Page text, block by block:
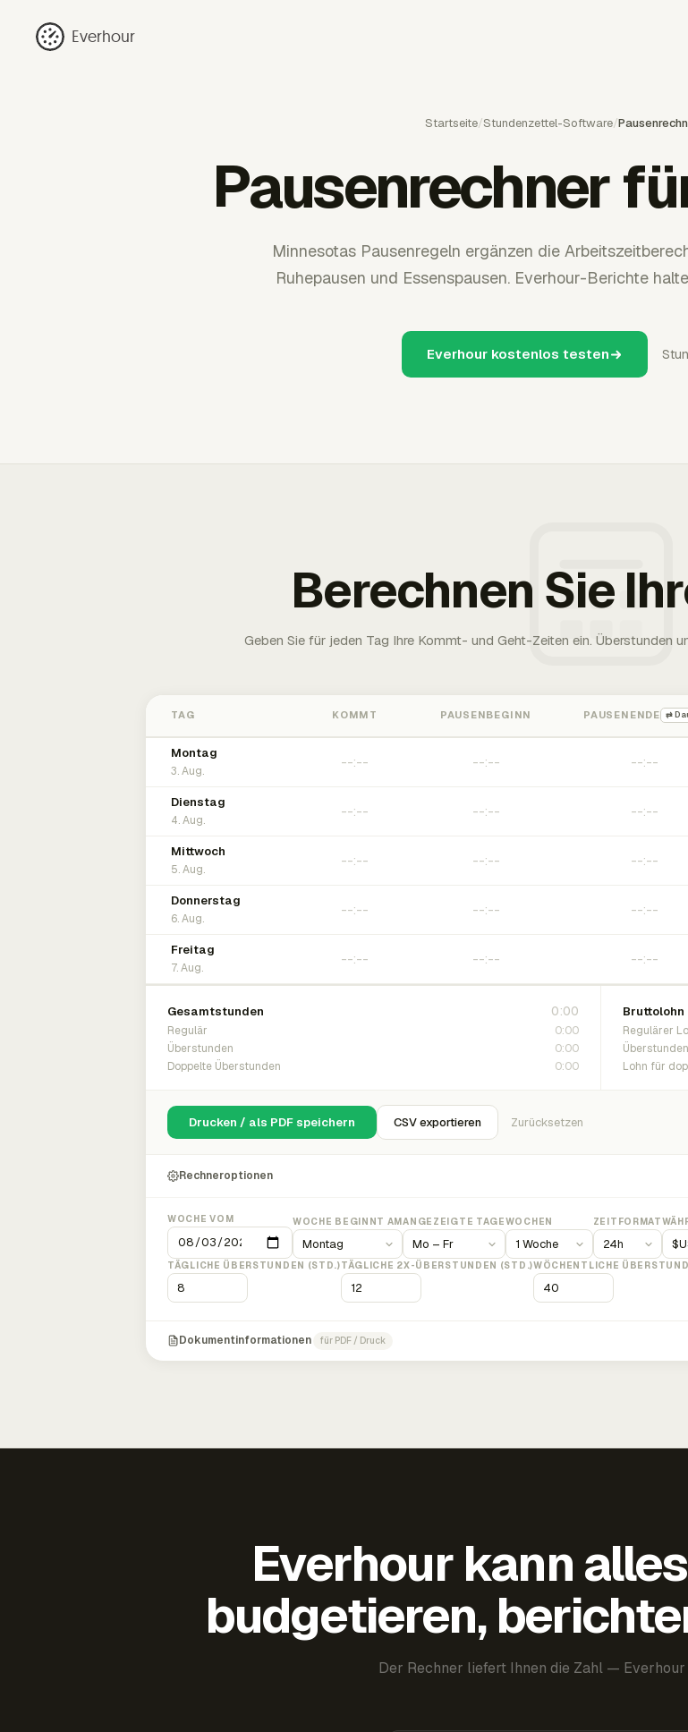
Everhour
Startseite/Stundenzettel-Software/
Pausenrechner
Minnesotas Pausenregeln ergänzen die
Ruhepausen und Essenspausen. Everhour-Berichte
Everhour kostenlos testen
Berechnen Sie
Geben Sie für jeden Tag Ihre Kommt- und Geht-Zeiten ein. Überstunden
TAG KOMMT PAUSENBEGINN PAUSENENDE ⇄
Montag
3. Aug.
Dienstag
4. Aug.
Mittwoch
5. Aug.
Donnerstag
6. Aug.
Freitag
7. Aug.
Gesamtstunden 0:00
Regulär 0:00
Überstunden 0:00
Doppelte Überstunden 0:00
Regulärer
Lohn für
Drucken / als PDF speichern CSV exportieren Zurücksetzen
Rechneroptionen
WOCHE VOM WOCHE BEGINNT AMANGEZEIGTE TAGEWOCHEN ZEITFORMAT
$
TÄGLICHE ÜBERSTUNDEN (STD.)TÄGLICHE 2X-ÜBERSTUNDEN (STD.)WÖCHENTLICHE
Dokumentinformationen für PDF / Druck
Everhour kann
budgetieren,
Der Rechner liefert Ihnen die Zahl — Everhour